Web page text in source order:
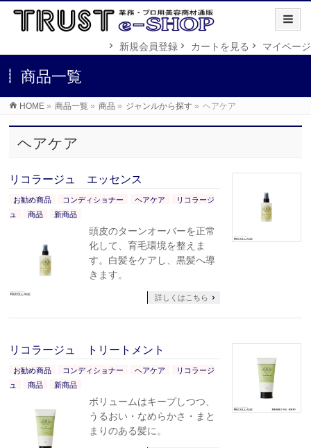
マイページ
カートを見る
新規会員登録
商品一覧
HOME » 商品一覧 » 商品 » ジャンルから探す » ヘアケア
ヘアケア
リコラージュ エッセンス
お勧め商品 コンディショナー ヘアケア
リコラージ
ュ
商品 新商品
頭皮のターンオーバーを正常
化して、育毛環境を整えま
す。白髪をケアし、黒髪へ導
きます。
詳しくはこちら
リコラージュ トリートメント
お勧め商品 コンディショナー ヘアケア
リコラージ
ュ
商品 新商品
ボリュームはキープしつつ、​
うるおい・なめらかさ・まと
まりのある髪に。